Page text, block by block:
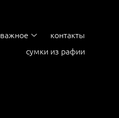
важное
контакты
сумки из рафии